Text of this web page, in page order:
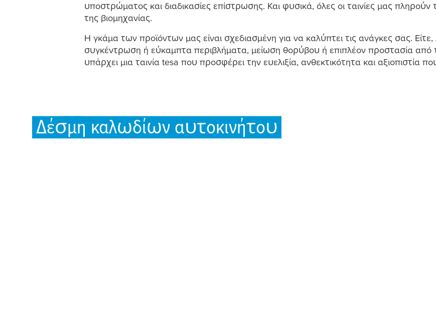
υποστρώματος και διαδικασίες επίστρωσης. Και φυσικά, όλες οι ταινίες μας πληρούν
της βιομηχανίας.
Η γκάμα των προϊόντων μας είναι σχεδιασμένη για να καλύπτει τις ανάγκες σας.
συγκέντρωση ή εύκαμπτα περιβλήματα, μείωση θορύβου ή επιπλέον προστασία από
υπάρχει μια ταινία tesa που προσφέρει την ευελιξία, ανθεκτικότητα και αξιοπιστία
Δέσμη καλωδίων αυτοκινήτου